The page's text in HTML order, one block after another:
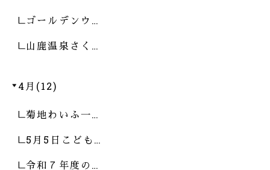
ゴールデンウ…
山鹿温泉さく…
4月(12)
菊地わいふ一…
5月5日こども…
令和７年度の…